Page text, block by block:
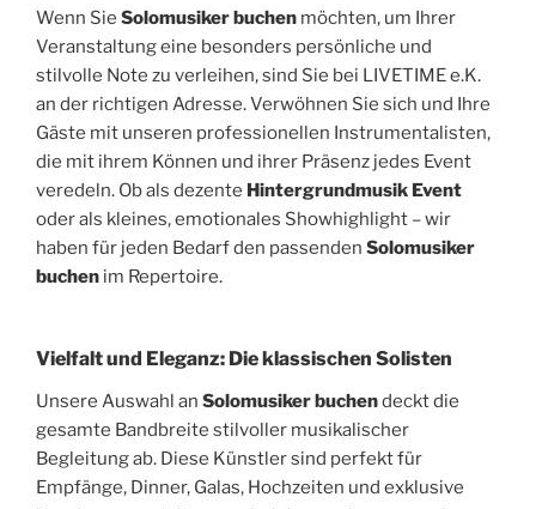
Wenn Sie Solomusiker buchen möchten, um Ihrer
Veranstaltung eine besonders persönliche und
stilvolle Note zu verleihen, sind Sie bei LIVETIME e.K.
an der richtigen Adresse. Verwöhnen Sie sich und Ihre
Gäste mit unseren professionellen Instrumentalisten,
die mit ihrem Können und ihrer Präsenz jedes Event
veredeln. Ob als dezente Hintergrundmusik Event
oder als kleines, emotionales Showhighlight – wir
haben für jeden Bedarf den passenden Solomusiker
buchen im Repertoire.
Vielfalt und Eleganz: Die klassischen Solisten
Unsere Auswahl an Solomusiker buchendeckt die
gesamte Bandbreite stilvoller musikalischer
Begleitung ab. Diese Künstler sind perfekt für
Empfänge, Dinner, Galas, Hochzeiten und exklusive